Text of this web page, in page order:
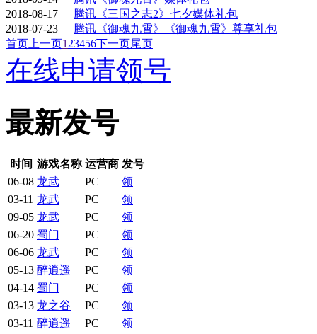
2018-08-17
腾讯《三国之志2》七夕媒体礼包
2018-07-23
腾讯《御魂九霄》《御魂九霄》尊享礼包
首页 上一页1 23456下一页尾页
在线申请领号
最新发号
时间 游戏名称 运营商 发号
06-08 龙武 PC
领
03-11 龙武 PC
领
09-05 龙武 PC
领
06-20 蜀门 PC
领
06-06 龙武 PC
领
05-13 醉逍遥 PC
领
04-14 蜀门 PC
领
03-13 龙之谷 PC
领
03-11 醉逍遥 PC
领